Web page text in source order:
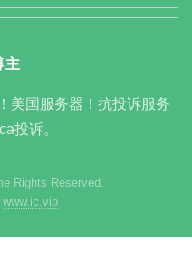
主
美国服务器！抗投诉服务
投诉。
Rights Reserved.
www.ic.vip